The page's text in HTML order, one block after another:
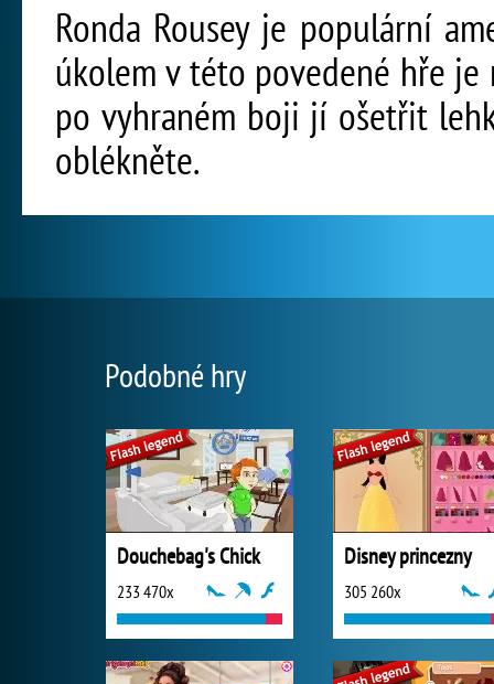
Ronda Rousey je populární
úkolem v této povedené hře
po vyhraném boji jí ošetřit
oblékněte.
Podobné hry
Douchebag's Chick
233 470x
Disney princezny
305 260x